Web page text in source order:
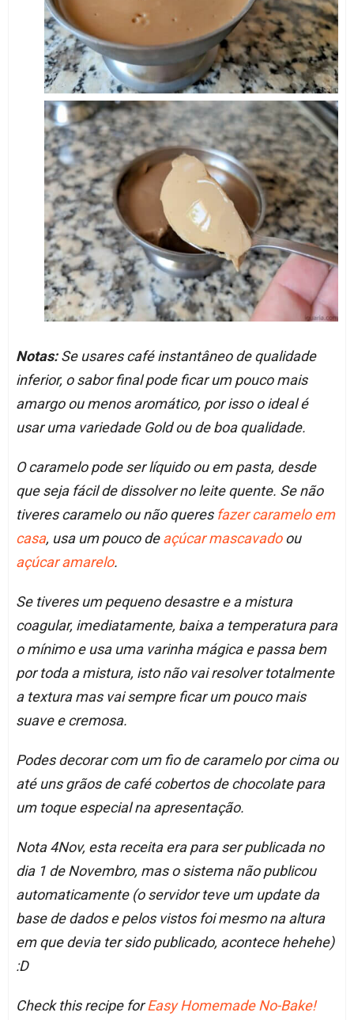
Notas:Se usares café instantâneo de qualidade
inferior, o sabor final pode ficar um pouco mais
amargo ou menos aromático, por isso o ideal é
usar uma variedade Gold ou de boa qualidade.
O caramelo pode ser líquido ou em pasta, desde
que seja fácil de dissolver no leite quente. Se não
tiveres caramelo ou não queres fazer caramelo em
casa, usa um pouco deaçúcar mascavadoou
açúcar amarelo.
Se tiveres um pequeno desastre e a mistura
coagular, imediatamente, baixa a temperatura para
o mínimo e usa uma varinha mágica e passa bem
por toda a mistura, isto não vai resolver totalmente
a textura mas vai sempre ficar um pouco mais
suave e cremosa.
Podes decorar com um fio de caramelo por cima ou
até uns grãos de café cobertos de chocolate para
um toque especial na apresentação.
Nota 4Nov, esta receita era para ser publicada no
dia 1 de Novembro, mas o sistema não publicou
automaticamente (o servidor teve um update da
base de dados e pelos vistos foi mesmo na altura
em que devia ter sido publicado, acontece hehehe)
:D
Check this recipe forEasy Homemade No-Bake!